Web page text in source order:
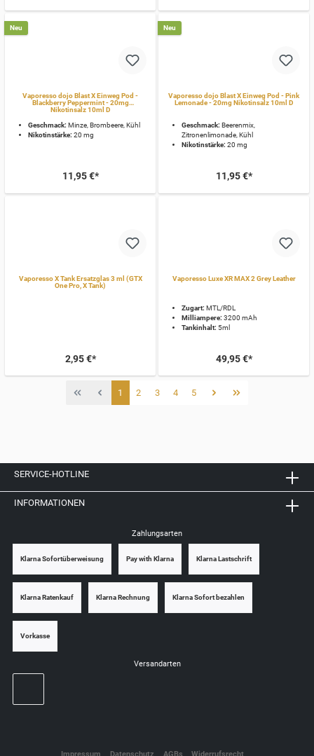
Neu
Vaporesso dojo Blast X Einweg Pod -
Blackberry Peppermint - 20mg
Nikotinsalz 10ml D
Geschmack: Minze, Brombeere, Kühl
Nikotinstärke: 20 mg
11,95 €*
Neu
Vaporesso dojo Blast X Einweg Pod - Pink
Lemonade - 20mg Nikotinsalz 10ml D
Geschmack: Beerenmix,
Zitronenlimonade, Kühl
Nikotinstärke: 20 mg
11,95 €*
Vaporesso X Tank Ersatzglas 3 ml (GTX
One Pro, X Tank)
2,95 €*
Vaporesso Luxe XR MAX 2 Grey Leather
Zugart: MTL/RDL
Milliampere: 3200 mAh
Tankinhalt: 5ml
49,95 €*
1 2 3 4 5
SERVICE-HOTLINE
INFORMATIONEN
Zahlungsarten
Klarna Sofortüberweisung Pay with Klarna Klarna Lastschrift
Klarna Ratenkauf Klarna Rechnung Klarna Sofort bezahlen
Vorkasse
Versandarten